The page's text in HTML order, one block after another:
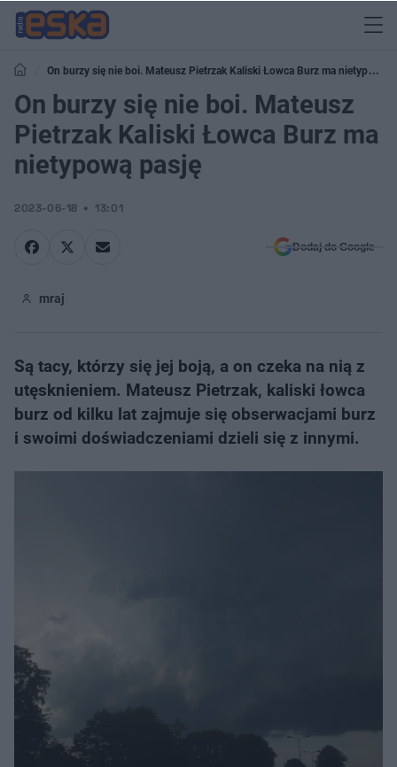
On burzy się nie boi. Mateusz Pietrzak Kaliski Łowca Burz ma nietypową
pasję
On burzy się nie boi. Mateusz
Pietrzak Kaliski Łowca Burz ma
nietypową pasję
2023-06-18 13:01
Dodaj do Google
mraj
Są tacy, którzy się jej boją, a on czeka na nią z
utęsknieniem. Mateusz Pietrzak, kaliski łowca
burz od kilku lat zajmuje się obserwacjami burz
i swoimi doświadczeniami dzieli się z innymi.